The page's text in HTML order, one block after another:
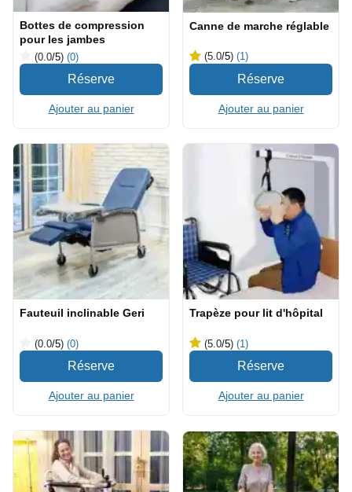
Bottes de compression
pour les jambes
(0.0/5) (0)
Ajouter au panier
Canne de marche réglable
(5.0/5) (1)
Ajouter au panier
Fauteuil inclinable Geri
(0.0/5) (0)
Ajouter au panier
Trapèze pour lit d'hôpital
(5.0/5) (1)
Ajouter au panier